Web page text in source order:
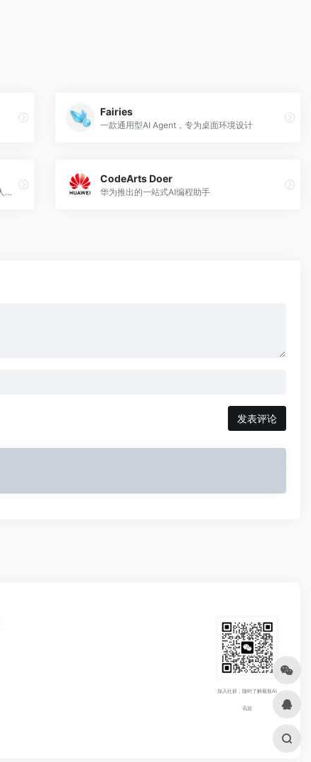
Fairies
一款通用型AI Agent，专为桌面环境设计
一个专为律师事务所和法律专业人士设计的人工智能驱动工作空间
CodeArts Doer
华为推出的一站式AI编程助手
发表评论
加入社群，随时了解最新AI
讯息